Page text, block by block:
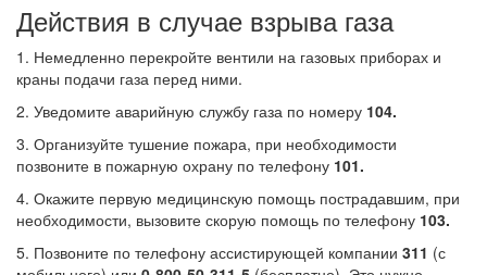
Действия в случае взрыва газа
1. Немедленно перекройте вентили на газовых приборах и
краны подачи газа перед ними.
2. Уведомите аварийную службу газа по номеру 104.
3. Организуйте тушение пожара, при необходимости
позвоните в пожарную охрану по телефону 101.
4. Окажите первую медицинскую помощь пострадавшим, при
необходимости, вызовите скорую помощь по телефону 103.
5. Позвоните по телефону ассистирующей компании 311 (с